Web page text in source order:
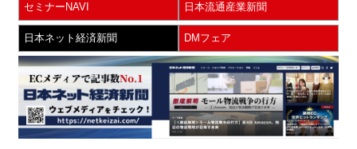
セミナーNAVI 日本流通産業新聞
日本ネット経済新聞 DMフェア